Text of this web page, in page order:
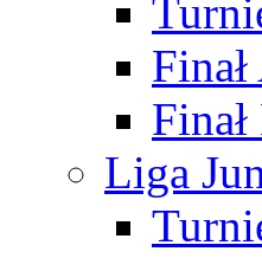
Finał
Finał
Liga